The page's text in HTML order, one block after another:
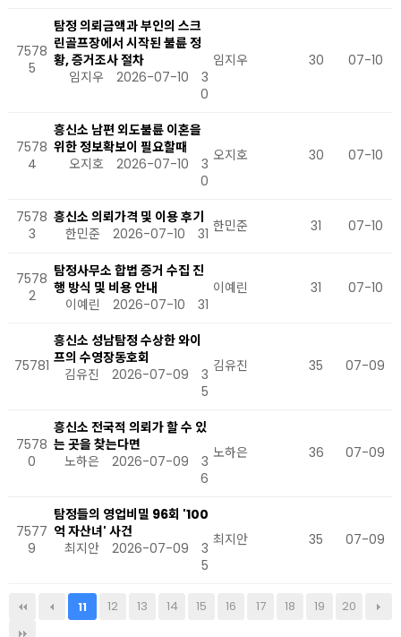
7578
5
탐정 의뢰금액과 부인의 스크
린골프장에서 시작된 불륜 정
황, 증거조사 절차
임지우
2026-07-10
3
0
임지우 30 07-10
7578
4
흥신소 남편 외도불륜 이혼을
위한 정보확보이 필요할때
오지호
2026-07-10
3
0
오지호 30 07-10
7578
3
흥신소 의뢰가격 및 이용 후기
한민준
2026-07-10 31 한민준 31 07-10
7578
2
탐정사무소 합법 증거 수집 진
행 방식 및 비용 안내
이예린
2026-07-10 31
이예린 31 07-10
75781
흥신소 성남탐정 수상한 와이
프의 수영장동호회
김유진
2026-07-09
3
5
김유진 35 07-09
7578
0
흥신소 전국적 의뢰가 할 수 있
는 곳을 찾는다면
노하은
2026-07-09
3
6
노하은 36 07-09
7577
9
탐정들의 영업비밀 96회 '100
억 자산녀' 사건
최지안
2026-07-09
3
5
최지안 35 07-09
11 12 13 14 15 16 17 18 19 20